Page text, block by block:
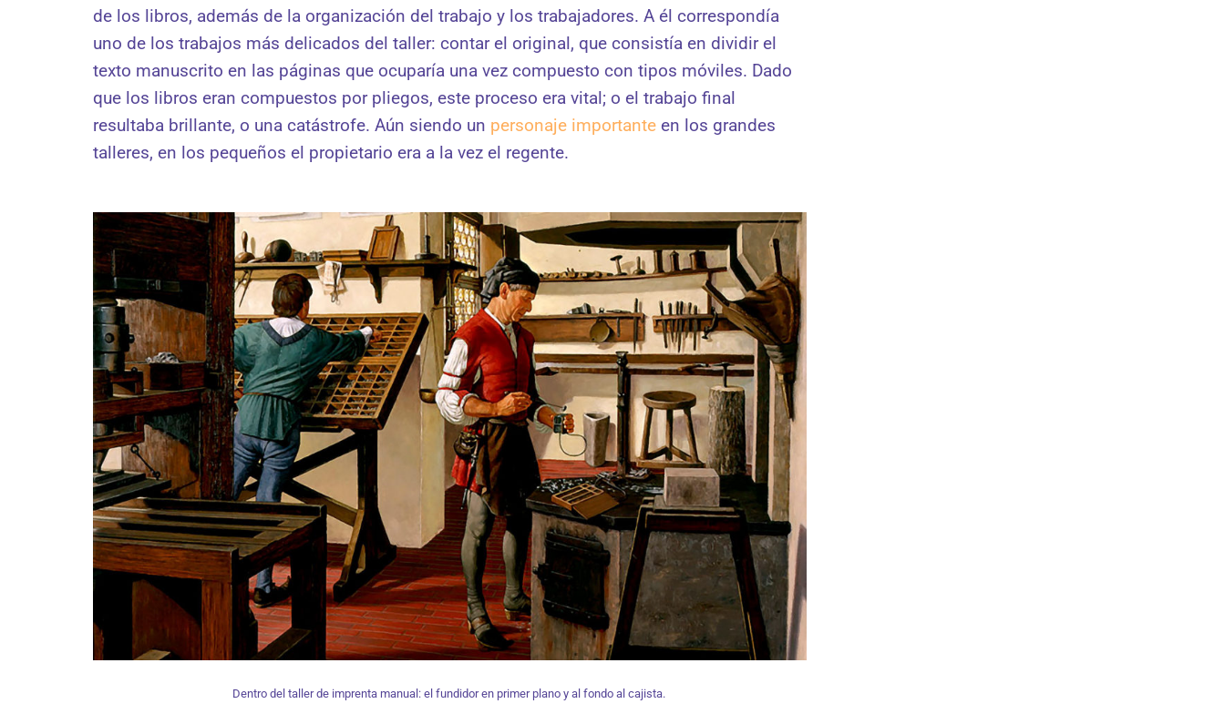
de los libros, además de la organización del trabajo y los trabajadores. A él correspondía
uno de los trabajos más delicados del taller: contar el original, que consistía en dividir el
texto manuscrito en las páginas que ocuparía una vez compuesto con tipos móviles. Dado
que los libros eran compuestos por pliegos, este proceso era vital; o el trabajo final
resultaba brillante, o una catástrofe. Aún siendo un personaje importante en los grandes
talleres, en los pequeños el propietario era a la vez el regente.
Dentrodel taller de imprenta manual: el fundidor en primer plano y al fondo al cajista.